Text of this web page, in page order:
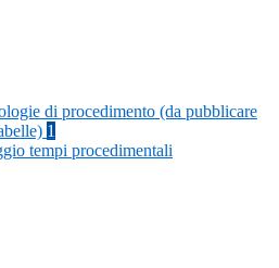
di procedimento (da pubblicare
1
tempi procedimentali